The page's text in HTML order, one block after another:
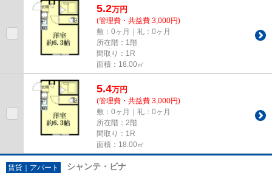
5.2万円
(管理費・共益費 3,000円)
敷：0ヶ月｜礼：0ヶ月
所在階：1階
間取り：1R
面積：18.00㎡
5.4万円
(管理費・共益費 3,000円)
敷：0ヶ月｜礼：0ヶ月
所在階：2階
間取り：1R
面積：18.00㎡
賃貸｜アパート シャンテ・ビナ